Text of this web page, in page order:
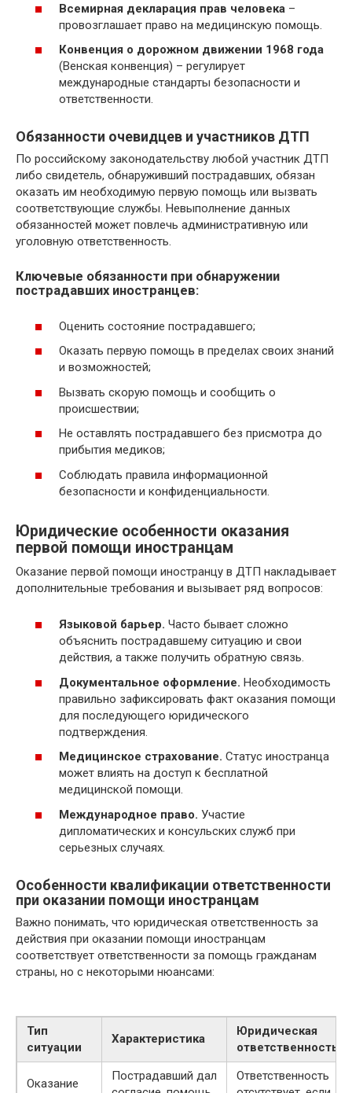
Всемирная декларация прав человека –
провозглашает право на медицинскую помощь.
Конвенция о дорожном движении 1968 года
(Венская конвенция) – регулирует
международные стандарты безопасности и
ответственности.
Обязанности очевидцев и участников ДТП
По российскому законодательству любой участник ДТП
либо свидетель, обнаруживший пострадавших, обязан
оказать им необходимую первую помощь или вызвать
соответствующие службы. Невыполнение данных
обязанностей может повлечь административную или
уголовную ответственность.
Ключевые обязанности при обнаружении
пострадавших иностранцев:
Оценить состояние пострадавшего;
Оказать первую помощь в пределах своих знаний
и возможностей;
Вызвать скорую помощь и сообщить о
происшествии;
Не оставлять пострадавшего без присмотра до
прибытия медиков;
Соблюдать правила информационной
безопасности и конфиденциальности.
Юридические особенности оказания
первой помощи иностранцам
Оказание первой помощи иностранцу в ДТП накладывает
дополнительные требования и вызывает ряд вопросов:
Языковой барьер. Часто бывает сложно
объяснить пострадавшему ситуацию и свои
действия, а также получить обратную связь.
Документальное оформление. Необходимость
правильно зафиксировать факт оказания помощи
для последующего юридического
подтверждения.
Медицинское страхование. Статус иностранца
может влиять на доступ к бесплатной
медицинской помощи.
Международное право. Участие
дипломатических и консульских служб при
серьезных случаях.
Особенности квалификации ответственности
при оказании помощи иностранцам
Важно понимать, что юридическая ответственность за
действия при оказании помощи иностранцам
соответствует ответственности за помощь гражданам
страны, но с некоторыми нюансами:
Тип
ситуации
Характеристика
Юридическая
ответственность
Оказание
Пострадавший дал
Ответственность